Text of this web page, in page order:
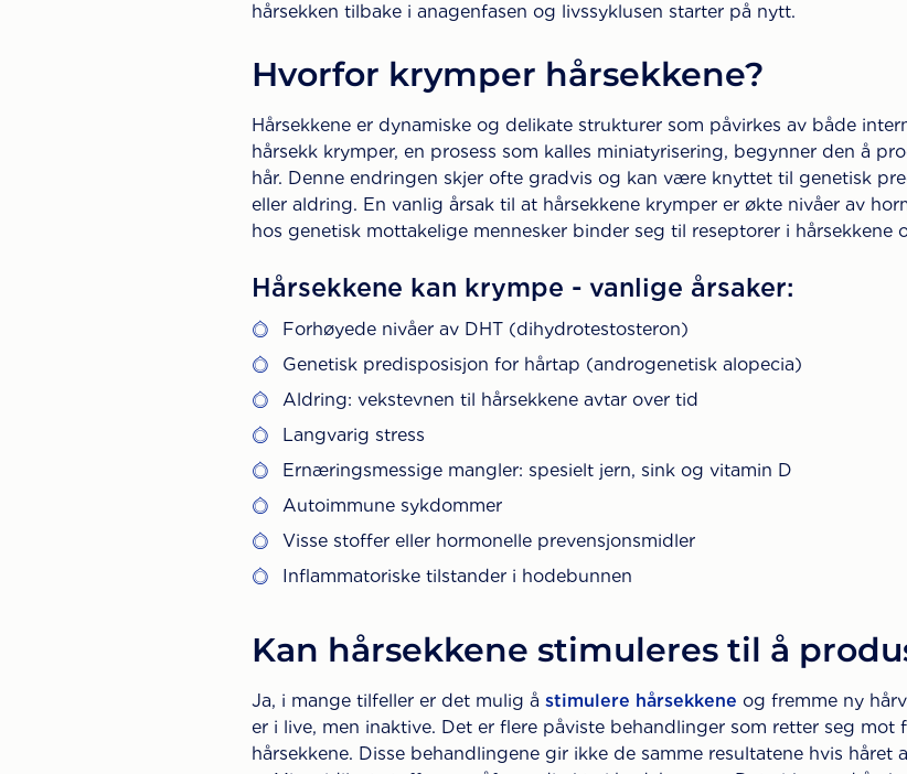
hårsekken tilbake i anagenfasen og livssyklusen starter på nytt.
Hvorfor krymper hårsekkene?
Hårsekkene er dynamiske og delikate strukturer som påvirkes av både
hårsekk krymper, en prosess som kalles miniatyrisering, begynner den å
hår. Denne endringen skjer ofte gradvis og kan være knyttet til genetisk
eller aldring. En vanlig årsak til at hårsekkene krymper er økte nivåer av
hos genetisk mottakelige mennesker binder seg til reseptorer i hårsekkene
Hårsekkene kan krympe - vanlige årsaker:
Forhøyede nivåer av DHT (dihydrotestosteron)
Genetisk predisposisjon for hårtap (androgenetisk alopecia)
Aldring: vekstevnen til hårsekkene avtar over tid
Langvarig stress
Ernæringsmessige mangler: spesielt jern, sink og vitamin D
Autoimmune sykdommer
Visse stoffer eller hormonelle prevensjonsmidler
Inflammatoriske tilstander i hodebunnen
Kan hårsekkene stimuleres til å
Ja, i mange tilfeller er det mulig å stimulere hårsekkene og fremme ny
er i live, men inaktive. Det er flere påviste behandlinger som retter seg mot
hårsekkene. Disse behandlingene gir ikke de samme resultatene hvis